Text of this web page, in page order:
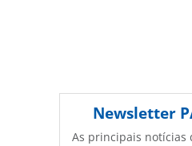
Newsletter
As principais notícias